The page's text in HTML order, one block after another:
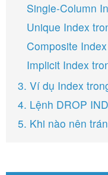
Single-Column
Unique Index
Composite
Implicit Index
3. Ví dụ Index
4. Lệnh DROP
5. Khi nào nên